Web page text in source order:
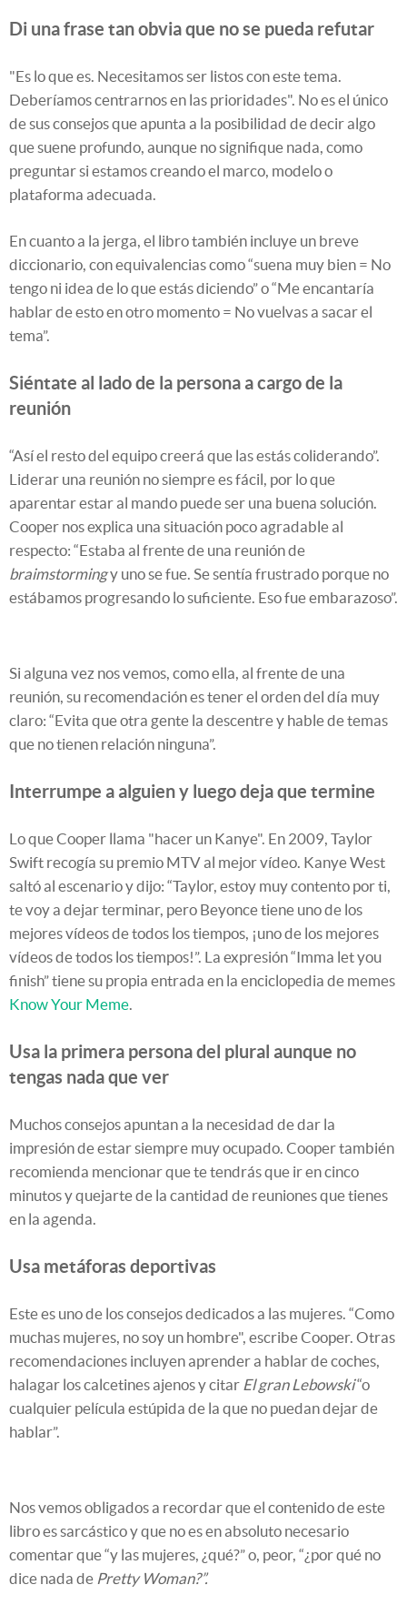
Di una frase tan obvia que no se pueda refutar
"Es lo que es. Necesitamos ser listos con este tema.
Deberíamos centrarnos en las prioridades". No es el único
de sus consejos que apunta a la posibilidad de decir algo
que suene profundo, aunque no signifique nada, como
preguntar si estamos creando el marco, modelo o
plataforma adecuada.
En cuanto a la jerga, el libro también incluye un breve
diccionario, con equivalencias como “suena muy bien = No
tengo ni idea de lo que estás diciendo” o “Me encantaría
hablar de esto en otro momento = No vuelvas a sacar el
tema”.
Siéntate al lado de la persona a cargo de la
reunión
“Así el resto del equipo creerá que las estás coliderando”.
Liderar una reunión no siempre es fácil, por lo que
aparentar estar al mando puede ser una buena solución.
Cooper nos explica una situación poco agradable al
respecto: “Estaba al frente de una reunión de
braimstormingy uno se fue. Se sentía frustrado porque no
estábamos progresando lo suficiente. Eso fue embarazoso”.
Si alguna vez nos vemos, como ella, al frente de una
reunión, su recomendación es tener el orden del día muy
claro: “Evita que otra gente la descentre y hable de temas
que no tienen relación ninguna”.
Interrumpe a alguien y luego deja que termine
Lo que Cooper llama "hacer un Kanye". En 2009, Taylor
Swift recogía su premio MTV al mejor vídeo. Kanye West
saltó al escenario y dijo: “Taylor, estoy muy contento por ti,
te voy a dejar terminar, pero Beyonce tiene uno de los
mejores vídeos de todos los tiempos, ¡uno de los mejores
vídeos de todos los tiempos!”. La expresión “Imma let you
finish” tiene su propia entrada en la enciclopedia de memes
Know Your Meme.
Usa la primera persona del plural aunque no
tengas nada que ver
Muchos consejos apuntan a la necesidad de dar la
impresión de estar siempre muy ocupado. Cooper también
recomienda mencionar que te tendrás que ir en cinco
minutos y quejarte de la cantidad de reuniones que tienes
en la agenda.
Usa metáforas deportivas
Este es uno de los consejos dedicados a las mujeres. “Como
muchas mujeres, no soy un hombre", escribe Cooper. Otras
recomendaciones incluyen aprender a hablar de coches,
halagar los calcetines ajenos y citar El gran Lebowski“o
cualquier película estúpida de la que no puedan dejar de
hablar”.
Nos vemos obligados a recordar que el contenido de este
libro es sarcástico y que no es en absoluto necesario
comentar que “y las mujeres, ¿qué?” o, peor, “¿por qué no
dice nada de Pretty Woman?”.